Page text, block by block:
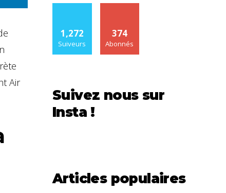
Air
1,272
Suiveurs
374
Abonnés
Suivez nous sur
Insta !
Articles populaires